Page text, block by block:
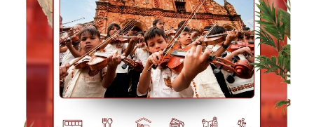
Consultar vigencia en feriados. Misional Tours
se reserva el derecho a hacer cambios o
modificaciones en el orden de las excursiones
debido a factores climáticos, sociales y de otra